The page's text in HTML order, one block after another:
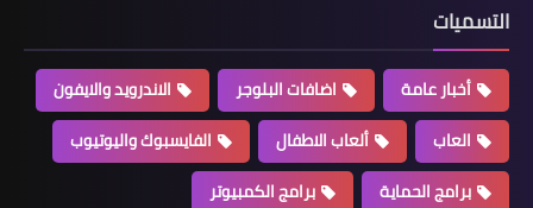
التسميات
أخبار عامة اضافات البلوجر
الاندرويد والايفون
العاب
ألعاب الاطفال
الفايسبوك واليوتيوب
برامج الحماية
برامج الكمبيوتر